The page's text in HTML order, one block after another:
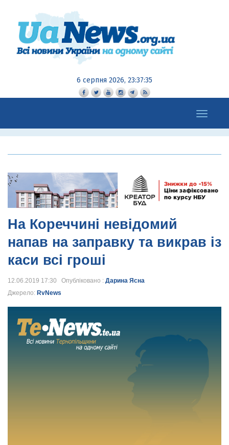
6 серпня 2026, 23:37:35
Toggle
navigation
На Кореччині невідомий
напав на заправку та викрав із
каси всі гроші
12.06.2019 17:30 Опубліковано : Дарина Ясна
Джерело: RvNews